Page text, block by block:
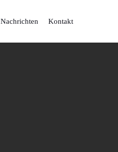
Nachrichten Kontakt